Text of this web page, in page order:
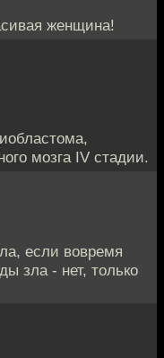
женщина!
мозга IV стадии.
если вовремя
зла - нет, только